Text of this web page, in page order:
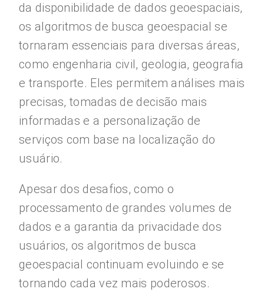
da disponibilidade de dados geoespaciais,
os algoritmos de busca geoespacial se
tornaram essenciais para diversas áreas,
como engenharia civil, geologia, geografia
e transporte. Eles permitem análises mais
precisas, tomadas de decisão mais
informadas e a personalização de
serviços com base na localização do
usuário.
Apesar dos desafios, como o
processamento de grandes volumes de
dados e a garantia da privacidade dos
usuários, os algoritmos de busca
geoespacial continuam evoluindo e se
tornando cada vez mais poderosos.